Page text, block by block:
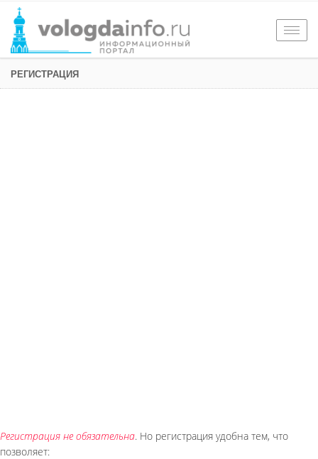
РЕГИСТРАЦИЯ
Регистрация не обязательна. Но регистрация удобна тем, что
позволяет: